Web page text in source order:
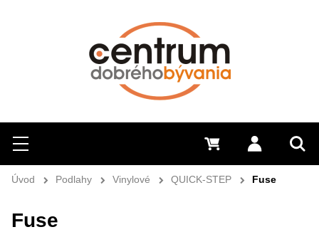
Hľadať
Menu Prihlásiť
0 €
Úvod Podlahy Vinylové QUICK-STEP Fuse
Fuse